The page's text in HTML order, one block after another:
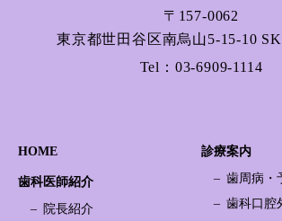
〒157-0062
東京都世田谷区南烏山5-15-10
Tel： 03-6909-1114
HOME
歯科医師紹介
院長紹介
診療案内
歯周病・
歯科口腔